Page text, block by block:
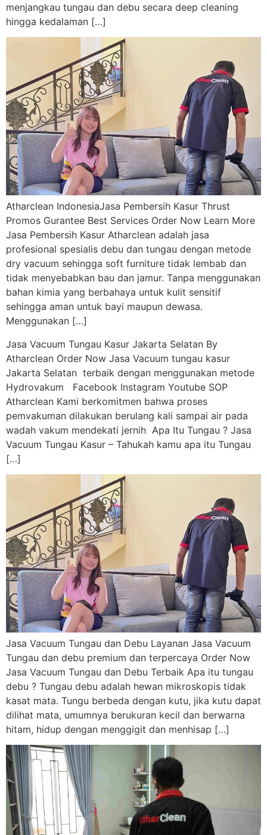
menjangkau tungau dan debu secara deep cleaning
hingga kedalaman […]
Atharclean IndonesiaJasa Pembersih Kasur Thrust
Promos Gurantee Best Services Order Now Learn More
Jasa Pembersih Kasur Atharclean adalah jasa
profesional spesialis debu dan tungau dengan metode
dry vacuum sehingga soft furniture tidak lembab dan
tidak menyebabkan bau dan jamur. Tanpa menggunakan
bahan kimia yang berbahaya untuk kulit sensitif
sehingga aman untuk bayi maupun dewasa.
Menggunakan […]
Jasa Vacuum Tungau Kasur Jakarta Selatan By
Atharclean Order Now Jasa Vacuum tungau kasur
Jakarta Selatan terbaik dengan menggunakan metode
Hydrovakum Facebook Instagram Youtube SOP
Atharclean Kami berkomitmen bahwa proses
pemvakuman dilakukan berulang kali sampai air pada
wadah vakum mendekati jernih Apa Itu Tungau ? Jasa
Vacuum Tungau Kasur – Tahukah kamu apa itu Tungau
[…]
Jasa Vacuum Tungau dan Debu Layanan Jasa Vacuum
Tungau dan debu premium dan terpercaya Order Now
Jasa Vacuum Tungau dan Debu Terbaik Apa itu tungau
debu ? Tungau debu adalah hewan mikroskopis tidak
kasat mata. Tungu berbeda dengan kutu, jika kutu dapat
dilihat mata, umumnya berukuran kecil dan berwarna
hitam, hidup dengan menggigit dan menhisap […]